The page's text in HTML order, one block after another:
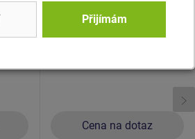
Cena na dotaz
Přijímám